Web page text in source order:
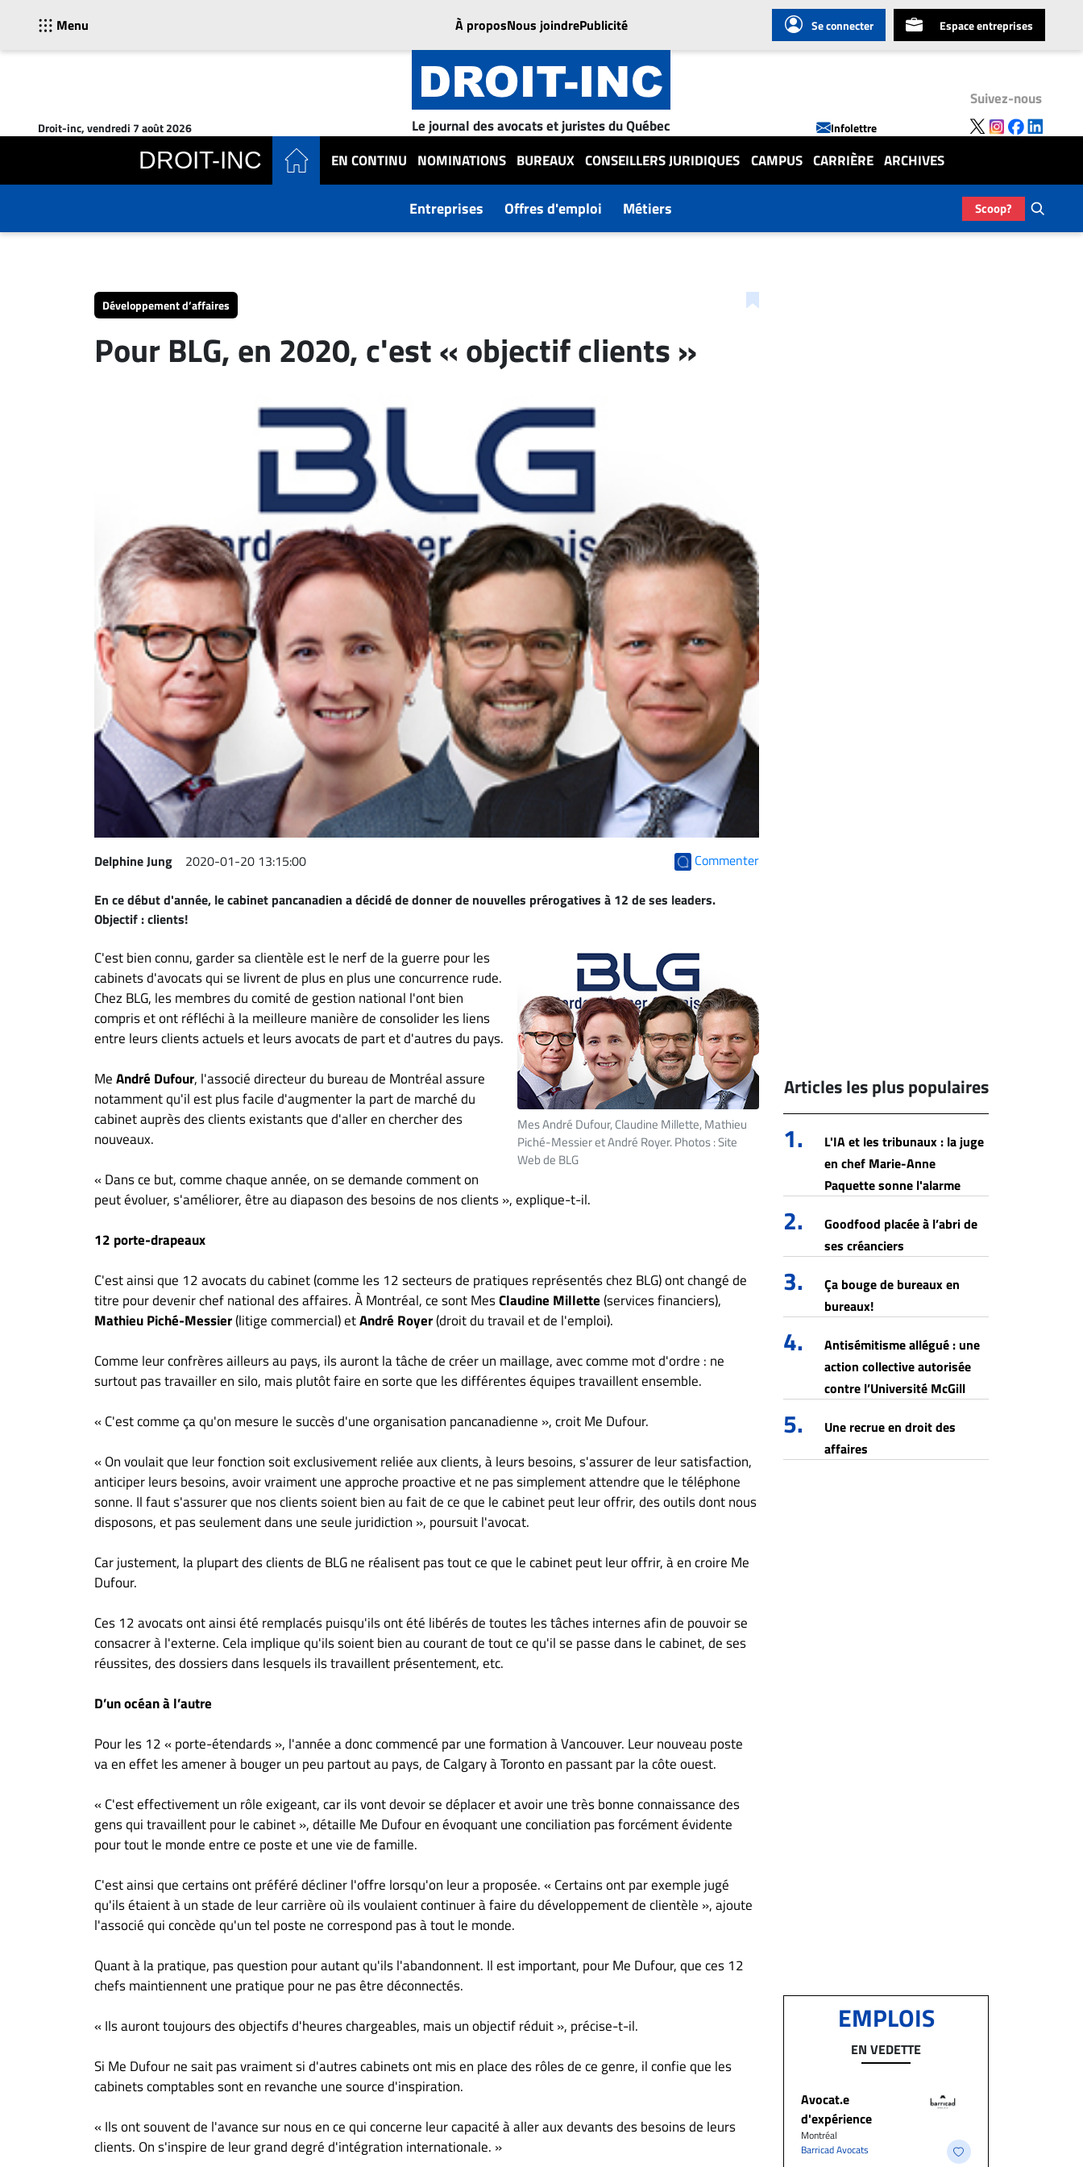
Menu À proposNous joindrePublicité Se connecter Espace entreprises
Droit-inc, vendredi 7 août 2026 Le journal des avocats et juristes du Québec Infolettre
Suivez-nous
DROIT-INC EN CONTINU NOMINATIONS BUREAUX CONSEILLERS JURIDIQUES CAMPUS CARRIÈRE ARCHIVES
Entreprises Offres d'emploi Métiers Scoop?
En
Nominations
Conseillers
CARRIÈRE
ENTREPRISES
Solutions de
TROUVEZ-
Développement d’affaires
Pour BLG, en 2020, c'est « objectif clients »
Delphine Jung 2020-01-20 13:15:00 Commenter
En ce début d'année, le cabinet pancanadien a décidé de donner de nouvelles prérogatives à 12 de ses leaders.
Objectif : clients!
Mes André Dufour, Claudine Millette, Mathieu
Piché-Messier et André Royer. Photos : Site
Web de BLG
C'est bien connu, garder sa clientèle est le nerf de la guerre pour les
cabinets d'avocats qui se livrent de plus en plus une concurrence rude.
Chez BLG, les membres du comité de gestion national l'ont bien
compris et ont réfléchi à la meilleure manière de consolider les liens
entre leurs clients actuels et leurs avocats de part et d'autres du pays.
MeAndré Dufour, l'associé directeur du bureau de Montréal assure
notamment qu'il est plus facile d'augmenter la part de marché du
cabinet auprès des clients existants que d'aller en chercher des
nouveaux.
« Dans ce but, comme chaque année, on se demande comment on
peut évoluer, s'améliorer, être au diapason des besoins de nos clients », explique-t-il.
12 porte-drapeaux
C'est ainsi que 12 avocats du cabinet (comme les 12 secteurs de pratiques représentés chez BLG) ont changé de
titre pour devenir chef national des affaires. À Montréal, ce sont MesClaudine Millette(services financiers),
Mathieu Piché-Messier(litige commercial) etAndré Royer(droit du travail et de l'emploi).
Comme leur confrères ailleurs au pays, ils auront la tâche de créer un maillage, avec comme mot d'ordre : ne
surtout pas travailler en silo, mais plutôt faire en sorte que les différentes équipes travaillent ensemble.
« C'est comme ça qu'on mesure le succès d'une organisation pancanadienne », croit Me Dufour.
« On voulait que leur fonction soit exclusivement reliée aux clients, à leurs besoins, s'assurer de leur satisfaction,
anticiper leurs besoins, avoir vraiment une approche proactive et ne pas simplement attendre que le téléphone
sonne. Il faut s'assurer que nos clients soient bien au fait de ce que le cabinet peut leur offrir, des outils dont nous
disposons, et pas seulement dans une seule juridiction », poursuit l'avocat.
Car justement, la plupart des clients de BLG ne réalisent pas tout ce que le cabinet peut leur offrir, à en croire Me
Dufour.
Ces 12 avocats ont ainsi été remplacés puisqu'ils ont été libérés de toutes les tâches internes afin de pouvoir se
consacrer à l'externe. Cela implique qu'ils soient bien au courant de tout ce qu'il se passe dans le cabinet, de ses
réussites, des dossiers dans lesquels ils travaillent présentement, etc.
D’un océan à l’autre
Pour les 12 « porte-étendards », l'année a donc commencé par une formation à Vancouver. Leur nouveau poste
va en effet les amener à bouger un peu partout au pays, de Calgary à Toronto en passant par la côte ouest.
« C'est effectivement un rôle exigeant, car ils vont devoir se déplacer et avoir une très bonne connaissance des
gens qui travaillent pour le cabinet », détaille Me Dufour en évoquant une conciliation pas forcément évidente
pour tout le monde entre ce poste et une vie de famille.
C'est ainsi que certains ont préféré décliner l'offre lorsqu'on leur a proposée. « Certains ont par exemple jugé
qu'ils étaient à un stade de leur carrière où ils voulaient continuer à faire du développement de clientèle », ajoute
l'associé qui concède qu'un tel poste ne correspond pas à tout le monde.
Quant à la pratique, pas question pour autant qu'ils l'abandonnent. Il est important, pour Me Dufour, que ces 12
chefs maintiennent une pratique pour ne pas être déconnectés.
« Ils auront toujours des objectifs d'heures chargeables, mais un objectif réduit », précise-t-il.
Si Me Dufour ne sait pas vraiment si d'autres cabinets ont mis en place des rôles de ce genre, il confie que les
cabinets comptables sont en revanche une source d'inspiration.
« Ils ont souvent de l'avance sur nous en ce qui concerne leur capacité à aller aux devants des besoins de leurs
clients. On s'inspire de leur grand degré d'intégration internationale. »
Articles les plus populaires
1.
L'IA et les tribunaux : la juge
en chef Marie-Anne
Paquette sonne l'alarme
2.
Goodfood placée à l’abri de
ses créanciers
3.
Ça bouge de bureaux en
bureaux!
4.
Antisémitisme allégué : une
action collective autorisée
contre l’Université McGill
5.
Une recrue en droit des
affaires
EMPLOIS
EN VEDETTE
Avocat.e
d'expérience
Montréal
Barricad Avocats